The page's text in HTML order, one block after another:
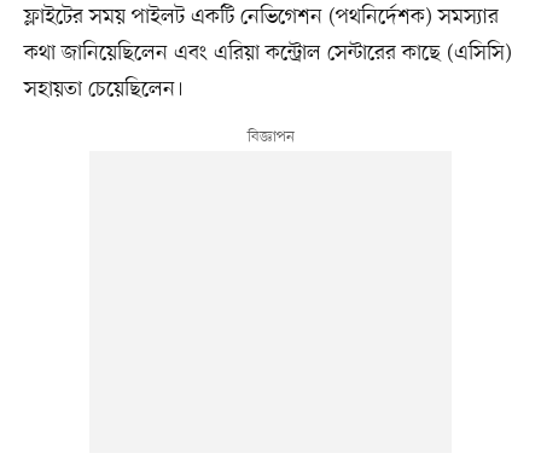
ফ্লাইটের সময় পাইলট একটি নেভিগেশন (পথনির্দেশক) সমস্যার
কথা জানিয়েছিলেন এবং এরিয়া কন্ট্রোল সেন্টারের কাছে (এসিসি)
সহায়তা চেয়েছিলেন।